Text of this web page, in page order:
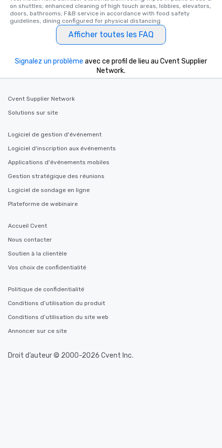
on shuttles; enhanced cleaning of high touch areas, lobbies, elevators,
doors, bathrooms; F&B service in accordance with food safety
guidelines, dining configured for physical distancing
Afficher toutes les FAQ
Signalez un problème avec ce profil de lieu au Cvent Supplier
Network.
Cvent Supplier Network
Solutions sur site
Logiciel de gestion d'événement
Logiciel d'inscription aux événements
Applications d'événements mobiles
Gestion stratégique des réunions
Logiciel de sondage en ligne
Plateforme de webinaire
Accueil Cvent
Nous contacter
Soutien à la clientèle
Vos choix de confidentialité
Politique de confidentialité
Conditions d’utilisation du produit
Conditions d’utilisation du site web
Annoncer sur ce site
Droit d’auteur © 2000-2026 Cvent Inc.